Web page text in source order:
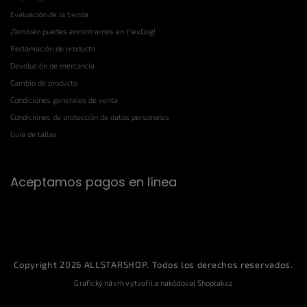
Evaluación de la tienda
¡También puedes encontrarnos en FlexDog!
Reclamación de producto
Devolución de mercancía
Cambio de producto
Condiciones generales de venta
Condiciones de protección de datos personales
Guía de tallas
Aceptamos pagos en línea
Copyright 2026 ALLSTARSHOP. Todos los derechos reservados.
Grafický návrh vytvořil a nakódoval Shoptak.cz